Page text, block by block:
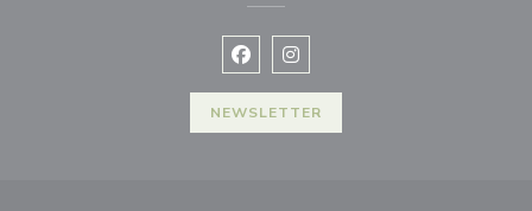
Facebook ((otevře se v novém
Instagram ((otevře se v
NEWSLETTER